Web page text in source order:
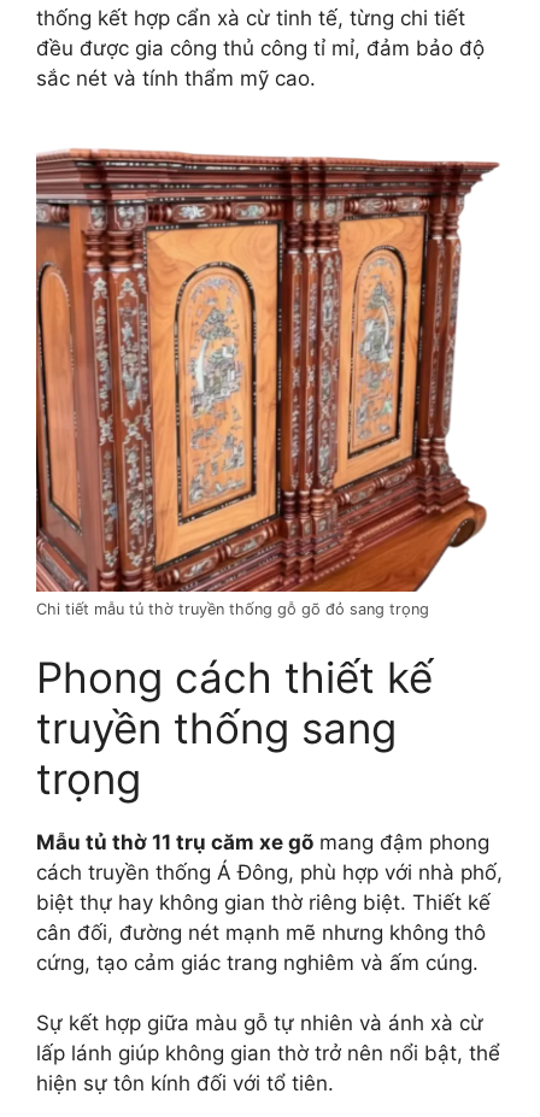
thống kết hợp cẩn xà cừ tinh tế, từng chi tiết
đều được gia công thủ công tỉ mỉ, đảm bảo độ
sắc nét và tính thẩm mỹ cao.
Chi tiết mẫu tủ thờ truyền thống gỗ gõ đỏ sang trọng
Phong cách thiết kế
truyền thống sang
trọng
Mẫu tủ thờ 11 trụ căm xe gõ mang đậm phong
cách truyền thống Á Đông, phù hợp với nhà phố,
biệt thự hay không gian thờ riêng biệt. Thiết kế
cân đối, đường nét mạnh mẽ nhưng không thô
cứng, tạo cảm giác trang nghiêm và ấm cúng.
Sự kết hợp giữa màu gỗ tự nhiên và ánh xà cừ
lấp lánh giúp không gian thờ trở nên nổi bật, thể
hiện sự tôn kính đối với tổ tiên.